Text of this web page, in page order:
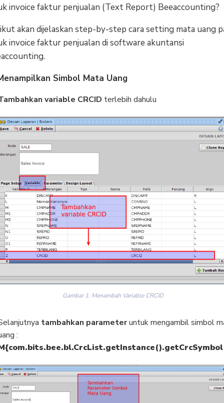
invoice faktur penjualan (Text Report) Beeaccounting?
akan dijelaskan step-by-step cara setting mata uang
invoice faktur penjualan di software akuntansi
Simbol Mata Uang
variable CRCID terlebih dahulu
Gambar 1. Menambah Variable CRCID
tambahkan parameteruntuk mengambil simbol
: